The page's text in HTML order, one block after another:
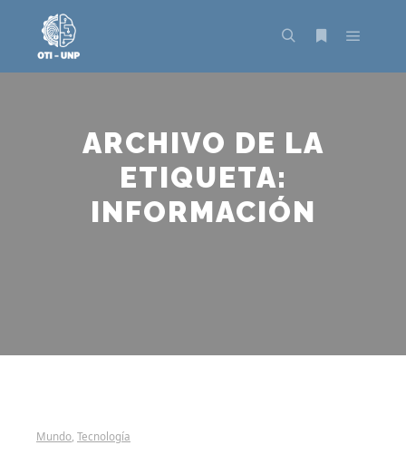
ARCHIVO DE LA
ETIQUETA:
INFORMACIÓN
Mundo, Tecnología